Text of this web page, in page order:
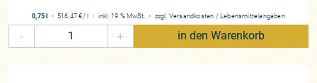
0,75 l ・ 516,47 € / l ・ inkl. 19 % MwSt. ・ zzgl. Versandkosten / Lebensmittelangaben
- + in den Warenkorb